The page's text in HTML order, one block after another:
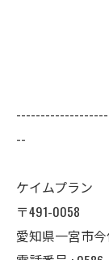
--
ケイムプラン
〒491-0058
愛知県一宮市